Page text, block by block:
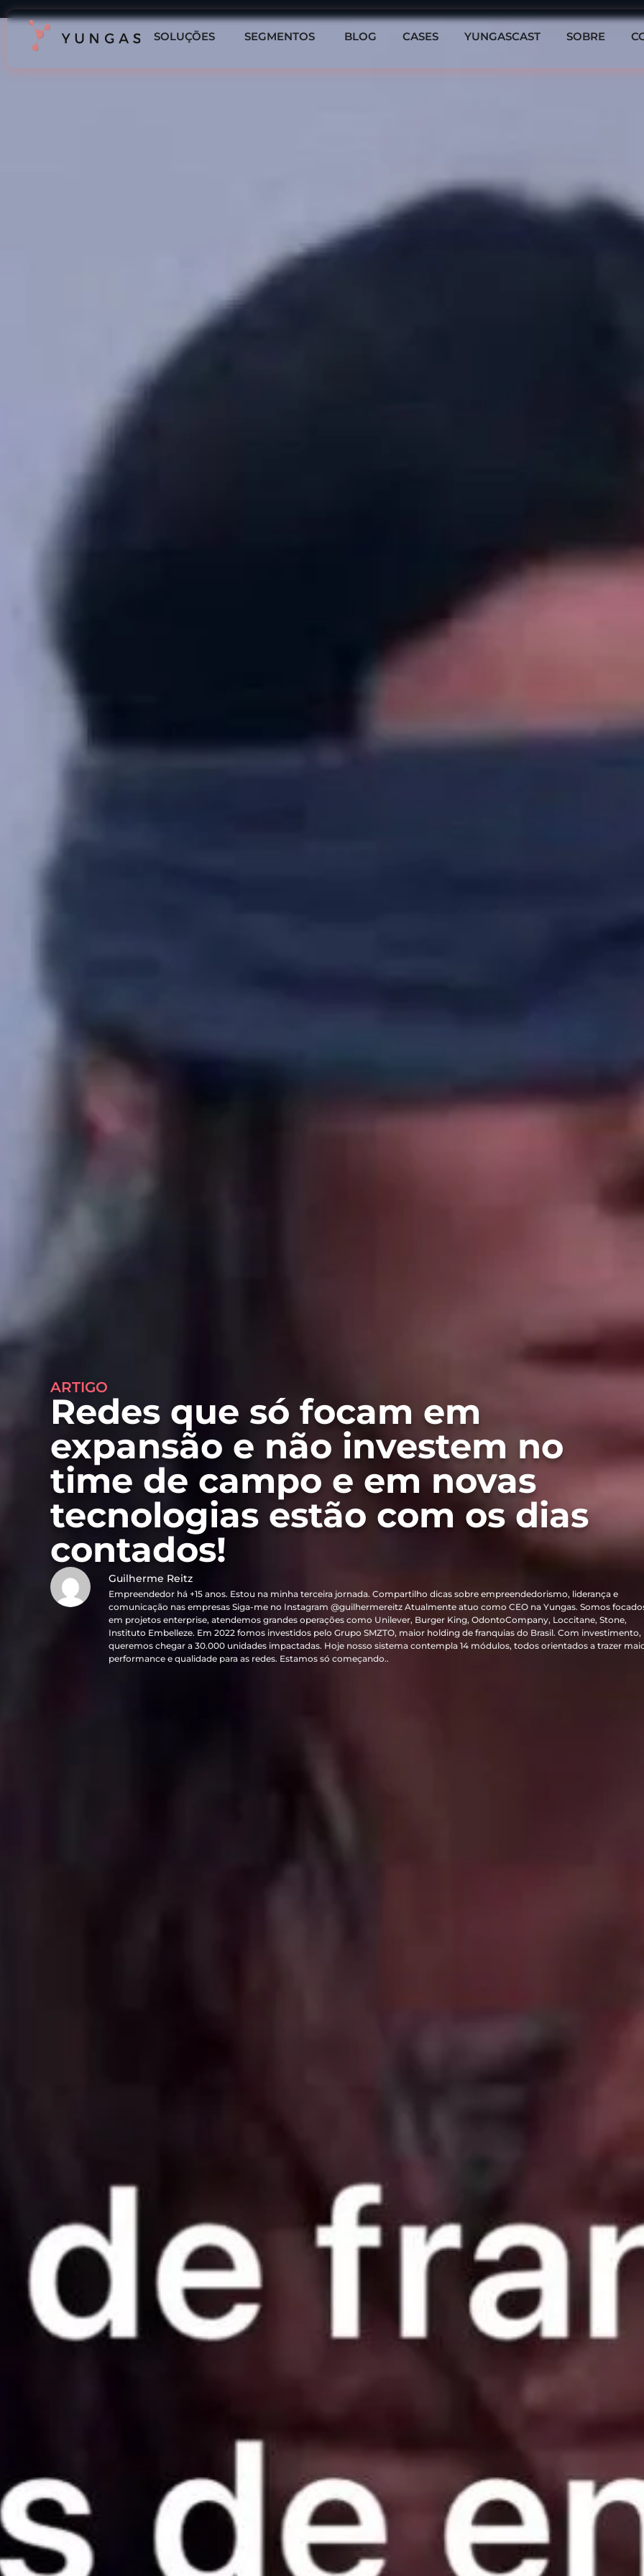
SOLUÇÕES SEGMENTOS BLOG CASES YUNGASCAST SOBRE
ARTIGO
Redes que só focam em
expansão e não investem no
time de campo e em novas
tecnologias estão com os dias
contados!
Guilherme Reitz
Empreendedor há +15 anos. Estou na minha terceira jornada. Compartilho dicas sobre empreendedorismo, liderança e
comunicação nas empresas Siga-me no Instagram @guilhermereitz Atualmente atuo como CEO na Yungas. Somos
em projetos enterprise, atendemos grandes operações como Unilever, Burger King, OdontoCompany, Loccitane, Stone,
Instituto Embelleze. Em 2022 fomos investidos pelo Grupo SMZTO, maior holding de franquias do Brasil. Com investimento,
queremos chegar a 30.000 unidades impactadas. Hoje nosso sistema contempla 14 módulos, todos orientados a trazer
performance e qualidade para as redes. Estamos só começando..